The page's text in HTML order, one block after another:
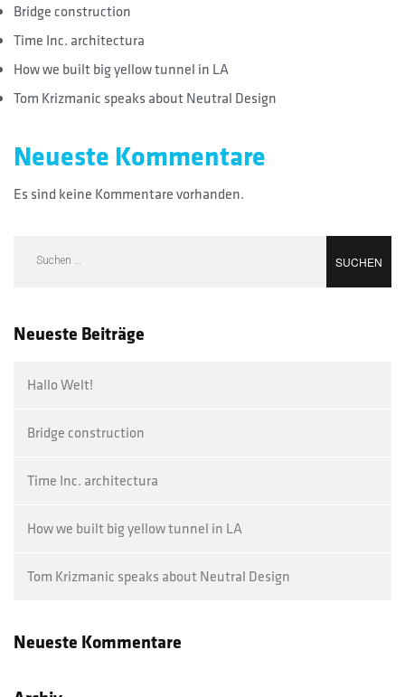
Bridge construction
Time Inc. architectura
How we built big yellow tunnel in LA
Tom Krizmanic speaks about Neutral Design
Neueste Kommentare
Es sind keine Kommentare vorhanden.
Neueste Beiträge
Hallo Welt!
Bridge construction
Time Inc. architectura
How we built big yellow tunnel in LA
Tom Krizmanic speaks about Neutral Design
Neueste Kommentare